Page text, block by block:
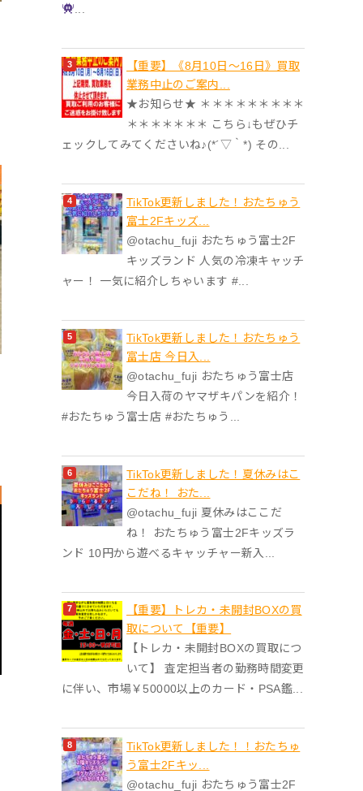
【重要】《8月10日～16日》買取
業務中止のご案内...
★お知らせ★ ＊＊＊＊＊＊＊＊＊
＊＊＊＊＊＊＊ こちら↓もぜひチ
ェックしてみてくださいね♪(*´▽｀*) その...
TikTok更新しました！おたちゅう
富士2Fキッズ...
@otachu_fuji おたちゅう富士2F
キッズランド 人気の冷凍キャッチ
ャー！ 一気に紹介しちゃいます #...
TikTok更新しました！おたちゅう
富士店 今日入...
@otachu_fuji おたちゅう富士店
今日入荷のヤマザキパンを紹介！
#おたちゅう富士店 #おたちゅう...
TikTok更新しました！夏休みはこ
こだね！ おた...
@otachu_fuji 夏休みはここだ
ね！ おたちゅう富士2Fキッズラ
ンド 10円から遊べるキャッチャー新入...
【重要】トレカ・未開封BOXの買
取について【重要】
【トレカ・未開封BOXの買取につ
いて】 査定担当者の勤務時間変更
に伴い、市場￥50000以上のカード・PSA鑑...
TikTok更新しました！！おたちゅ
う富士2Fキッ...
@otachu_fuji おたちゅう富士2F